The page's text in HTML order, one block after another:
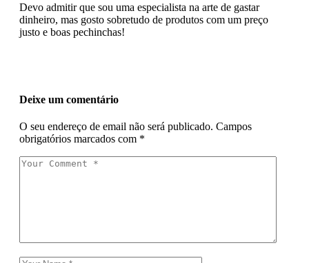
Devo admitir que sou uma especialista na arte de gastar
dinheiro, mas gosto sobretudo de produtos com um preço
justo e boas pechinchas!
Deixe um comentário
O seu endereço de email não será publicado. Campos
obrigatórios marcados com *